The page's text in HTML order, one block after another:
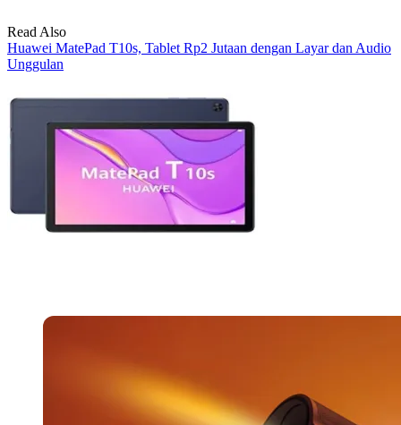
Read Also
Huawei MatePad T10s, Tablet Rp2 Jutaan dengan Layar dan Audio
Unggulan